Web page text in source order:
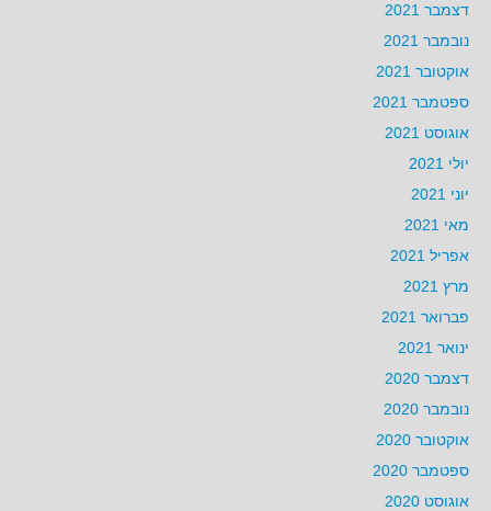
דצמבר 2021
נובמבר 2021
אוקטובר 2021
ספטמבר 2021
אוגוסט 2021
יולי 2021
יוני 2021
מאי 2021
אפריל 2021
מרץ 2021
פברואר 2021
ינואר 2021
דצמבר 2020
נובמבר 2020
אוקטובר 2020
ספטמבר 2020
אוגוסט 2020